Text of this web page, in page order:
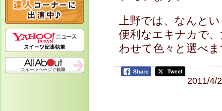
上野では、なんと
便利なエキナカで
わせて色々と選べ
2011/4/